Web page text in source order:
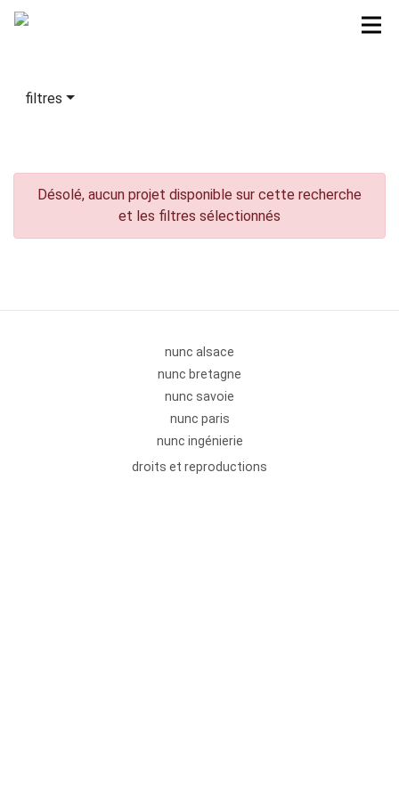
filtres
Désolé, aucun projet disponible sur cette recherche
et les filtres sélectionnés
nunc alsace
nunc bretagne
nunc savoie
nunc paris
nunc ingénierie
droits et reproductions